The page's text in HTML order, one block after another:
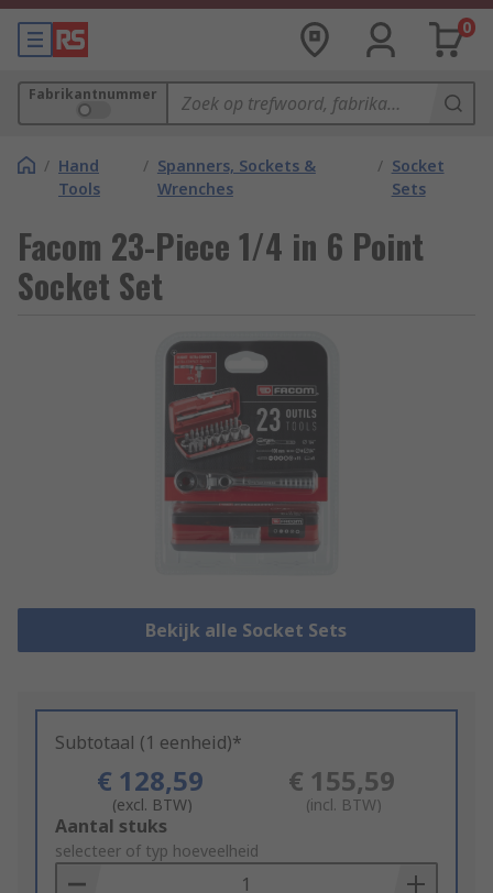
0
Fabrikantnummer
/ Hand
Tools
/ Spanners, Sockets &
Wrenches
/ Socket
Sets
Facom 23-Piece 1/4 in 6 Point
Socket Set
Bekijk alle Socket Sets
Subtotaal (1 eenheid)*
€ 128,59
(excl. BTW)
€ 155,59
(incl. BTW)
Add
to
Basket
Aantal stuks
selecteer of typ hoeveelheid